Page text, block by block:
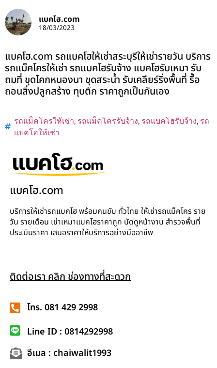
แบคโฮ.com
18/03/2023
แบคโฮ.com รถแบคโฮให้เช่าสระบุรีให้เช่ารายวัน บริการ
รถแม็คโครให้เช่า รถแบคโฮรับจ้าง แบคโฮรับเหมา รับ
ถมที่ ขุดโคกหนองนา ขุดสระน้ำ รับเคลียร์ริ่งพื้นที่ รื้อ
ถอนสิ่งปลูกสร้าง ทุบตึก ราคาถูกเป็นกันเอง
รถแม็คโครให้เช่า, รถแม็คโครรับจ้าง, รถแบคโฮรับจ้าง, รถ
แบคโฮให้เช่า
แบคโฮ.com
บริการให้เช่ารถแบคโฮ พร้อมคนขับ ทั่วไทย ให้เช่ารถแม็คโคร ราย
วัน รายเดือน เช่าเหมาแบคโฮราคาถูก นัดดูหน้างาน สำรวจพื้นที่
ประเมินราคา เสนอราคาให้บริการอย่างมืออาชีพ
ติดต่อเรา คลิก ช่องทางที่สะดวก
โทร. 081 429 2998
Line ID : 0814292998
อีเมล : chaiwalit1993